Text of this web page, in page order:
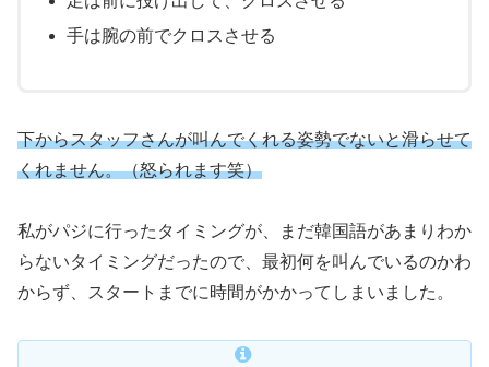
手は腕の前でクロスさせる
下からスタッフさんが叫んでくれる姿勢でないと滑らせて
くれません。（怒られます笑）
私がパジに行ったタイミングが、まだ韓国語があまりわか
らないタイミングだったので、最初何を叫んでいるのかわ
からず、スタートまでに時間がかかってしまいました。